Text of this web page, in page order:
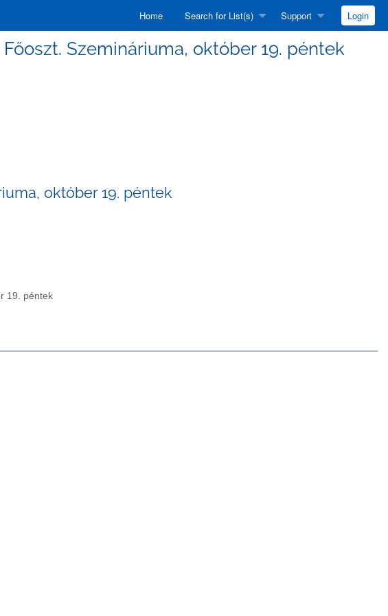
Home Search for List(s) Support Login
Szemináriuma, október 19. péntek
október 19. péntek
19. péntek